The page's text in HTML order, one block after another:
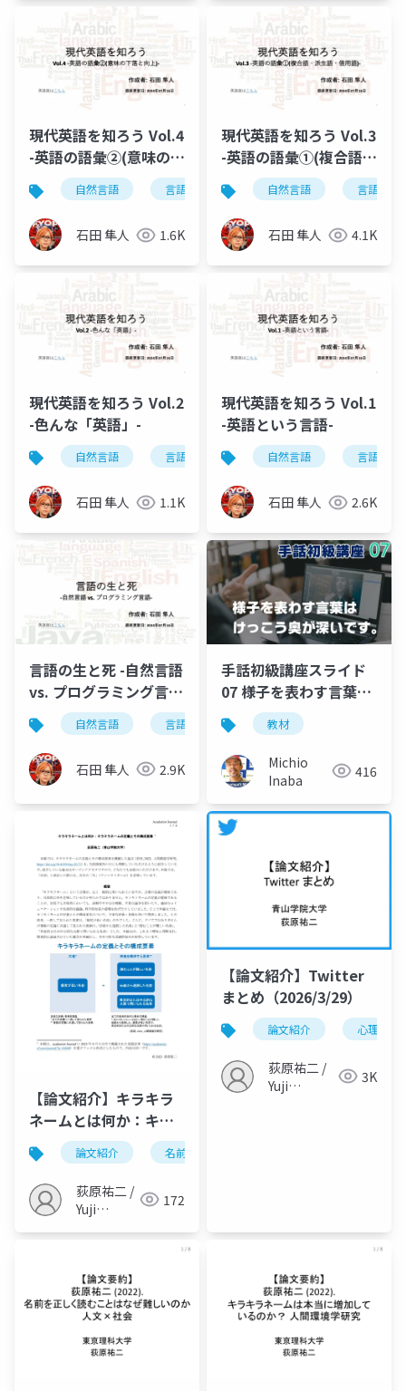
現代英語を知ろう Vol.4
-英語の語彙②(意味の下
落と向上)-自然言語 言語学 英語学 現代英語を知ろ
石田 隼人 1.6K
現代英語を知ろう Vol.3
-英語の語彙①(複合語・
派生語・借用語)-
自然言語 言語学
石田 隼人 4.1K
現代英語を知ろう Vol.2
-色んな「英語」-
自然言語 言語学 英語学 現代英語を知ろ
石田 隼人 1.1K
現代英語を知ろう Vol.1
-英語という言語-
自然言語 言語学
石田 隼人 2.6K
言語の生と死 -自然言語
vs. プログラミング言
語-
自然言語 言語学 英語学
石田 隼人 2.9K
手話初級講座スライド
07 様子を表わす言葉で
す！
教材
Michio
Inaba
416
【論文紹介】キラキラ
ネームとは何か：キラ
キラネームの定義とそ
の構成要素（荻原,
2022, 人間環境学研
究）
論文紹介 名前
荻原祐二 /
Yuji
172
【論文紹介】Twitter
まとめ（2026/3/29）
論文紹介 心理学
荻原祐二 /
Yuji
3K